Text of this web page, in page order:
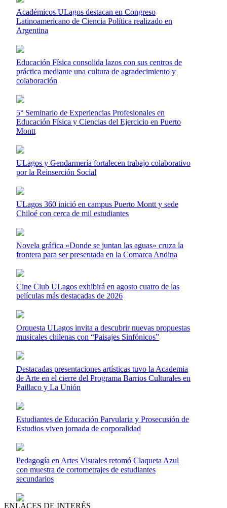
Académicos ULagos destacan en Congreso
Latinoamericano de Ciencia Política realizado en
Argentina
Educación Física consolida lazos con sus centros de
práctica mediante una cultura de agradecimiento y
colaboración
5° Seminario de Experiencias Profesionales en
Educación Física y Ciencias del Ejercicio en Puerto
Montt
ULagos y Gendarmería fortalecen trabajo colaborativo
por la Reinserción Social
ULagos 360 inició en campus Puerto Montt y sede
Chiloé con cerca de mil estudiantes
Novela gráfica «Donde se juntan las aguas» cruza la
frontera para ser presentada en la Comarca Andina
Cine Club ULagos exhibirá en agosto cuatro de las
películas más destacadas de 2026
Orquesta ULagos invita a descubrir nuevas propuestas
musicales chilenas con “Paisajes Sinfónicos”
Destacadas presentaciones artísticas tuvo la Academia
de Arte en el cierre del Programa Barrios Culturales en
Paillaco y La Unión
Estudiantes de Educación Parvularia y Prosecusión de
Estudios viven jornada de corporalidad
Pedagogía en Artes Visuales retomó Claqueta Azul
con muestra de cortometrajes de estudiantes
secundarios
ENLACES DE INTERÉS